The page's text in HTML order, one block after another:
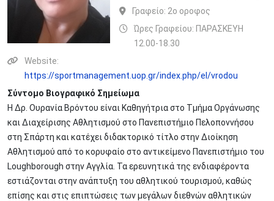
Γραφείο: 2o οροφος
Ώρες Γραφείου: ΠΑΡΑΣΚΕΥΗ
12.00-18.30
Website:
https://sportmanagement.uop.gr/index.php/el/vrodou
Σύντομο Βιογραφικό Σημείωμα
H Δρ. Ουρανία Βρόντου είναι Καθηγήτρια στο Τμήμα Οργάνωσης
και Διαχείρισης Αθλητισμού στο Πανεπιστήμιο Πελοποννήσου
στη Σπάρτη και κατέχει διδακτορικό τίτλο στην Διοίκηση
Αθλητισμού από το κορυφαίο στο αντικείμενο Πανεπιστήμιο του
Loughborough στην Αγγλία. Τα ερευνητικά της ενδιαφέροντα
εστιάζονται στην ανάπτυξη του αθλητικού τουρισμού, καθώς
επίσης και στις επιπτώσεις των μεγάλων διεθνών αθλητικών